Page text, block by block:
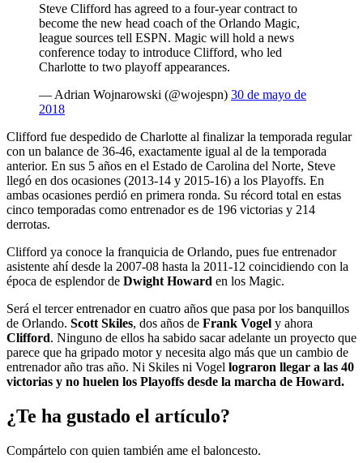
Steve Clifford has agreed to a four-year contract to
become the new head coach of the Orlando Magic,
league sources tell ESPN. Magic will hold a news
conference today to introduce Clifford, who led
Charlotte to two playoff appearances.
— Adrian Wojnarowski (@wojespn) 30 de mayo de
2018
Clifford fue despedido de Charlotte al finalizar la temporada regular
con un balance de 36-46, exactamente igual al de la temporada
anterior. En sus 5 años en el Estado de Carolina del Norte, Steve
llegó en dos ocasiones (2013-14 y 2015-16) a los Playoffs. En
ambas ocasiones perdió en primera ronda. Su récord total en estas
cinco temporadas como entrenador es de 196 victorias y 214
derrotas.
Clifford ya conoce la franquicia de Orlando, pues fue entrenador
asistente ahí desde la 2007-08 hasta la 2011-12 coincidiendo con la
época de esplendor de Dwight Howard en los Magic.
Será el tercer entrenador en cuatro años que pasa por los banquillos
de Orlando. Scott Skiles, dos años de Frank Vogel y ahora
Clifford. Ninguno de ellos ha sabido sacar adelante un proyecto que
parece que ha gripado motor y necesita algo más que un cambio de
entrenador año tras año. Ni Skiles ni Vogel lograron llegar a las 40
victorias y no huelen los Playoffs desde la marcha de Howard.
¿Te ha gustado el artículo?
Compártelo con quien también ame el baloncesto.